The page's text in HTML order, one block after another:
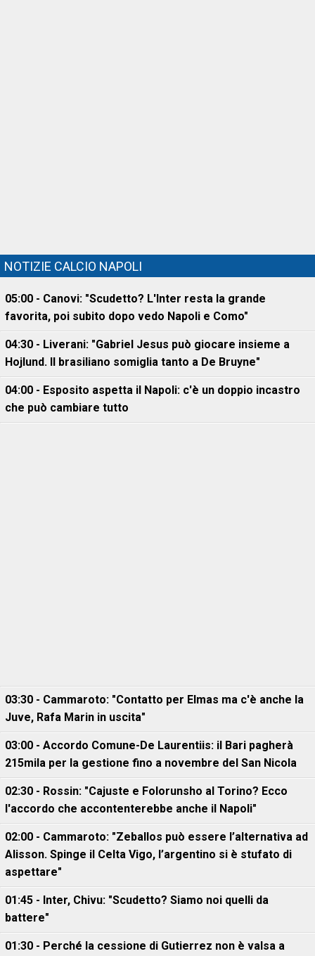
NOTIZIE CALCIO NAPOLI
05:00 - Canovi: "Scudetto? L'Inter resta la grande
favorita, poi subito dopo vedo Napoli e Como"
04:30 - Liverani: "Gabriel Jesus può giocare insieme a
Hojlund. Il brasiliano somiglia tanto a De Bruyne"
04:00 - Esposito aspetta il Napoli: c'è un doppio incastro
che può cambiare tutto
03:30 - Cammaroto: "Contatto per Elmas ma c'è anche la
Juve, Rafa Marin in uscita"
03:00 - Accordo Comune-De Laurentiis: il Bari pagherà
215mila per la gestione fino a novembre del San Nicola
02:30 - Rossin: "Cajuste e Folorunsho al Torino? Ecco
l'accordo che accontenterebbe anche il Napoli"
02:00 - Cammaroto: "Zeballos può essere l’alternativa ad
Alisson. Spinge il Celta Vigo, l’argentino si è stufato di
aspettare"
01:45 - Inter, Chivu: "Scudetto? Siamo noi quelli da
battere"
01:30 - Perché la cessione di Gutierrez non è valsa a